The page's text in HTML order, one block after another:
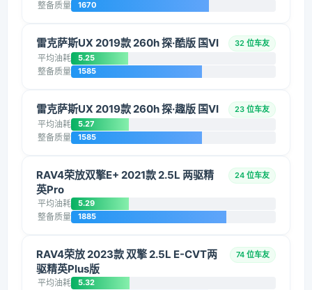
整备质量 1670
雷克萨斯UX 2019款 260h 探·酷版 国VI 32 位车友
平均油耗 5.25
整备质量 1585
雷克萨斯UX 2019款 260h 探·趣版 国VI 23 位车友
平均油耗 5.27
整备质量 1585
RAV4荣放双擎E+ 2021款 2.5L 两驱精
英Pro
24 位车友
平均油耗 5.29
整备质量 1885
RAV4荣放 2023款 双擎 2.5L E-CVT两
驱精英Plus版
74 位车友
平均油耗 5.32